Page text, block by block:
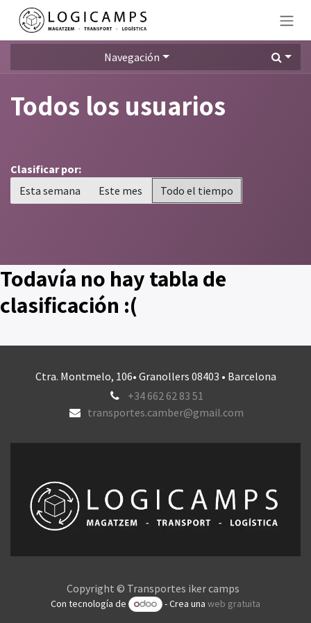
Ir al contenido
Navegación
Todos los usuarios
Clasificar por:
Esta semana
Este mes Todo el tiempo
Todavía no hay tabla de
clasificación :(
Ctra. Montmelo, 106• Granollers 08403 • Barcelona
+34 662 62 83 51
transportes.camber@gmail.com
Copyright © Transportes iker camps
Con tecnología de - Crea una web gratuita